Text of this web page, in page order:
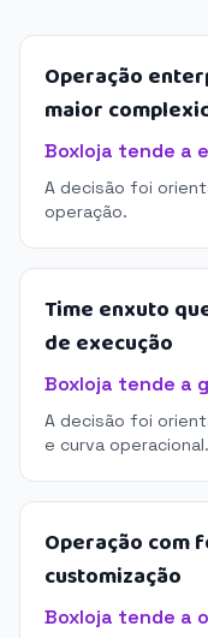
Operação
maior
Boxloja tende a
A decisão foi
operação.
Time enxuto
de execução
Boxloja tende a
A decisão foi
e curva operacional.
Operação com
customização
Boxloja tende a